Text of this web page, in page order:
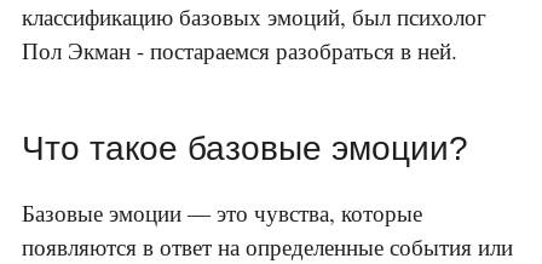
классификацию базовых эмоций, был психолог
Пол Экман - постараемся разобраться в ней.
Что такое базовые эмоции?
Базовые эмоции — это чувства, которые
появляются в ответ на определенные события или